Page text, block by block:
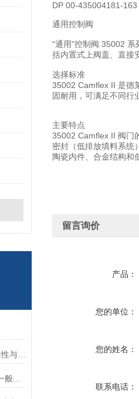
深入了解EBMPAPST 风扇的可靠性与耐用性
DEUBLIN(杜博林)旋转接头漏水一般应从以下几个方面来找原因
DP 00-435004181-163
通用控制阀
“通用"控制阀 35002
括内置式上阀盖、直接
选择标准
35002 Camflex II 是德
固耐用，可满足不同行
主要特点
35002 Camflex II 阀门
密封（低排放填料系统
陶瓷内件、合金结构和
留言询价
产品：
您的单位：
您的姓名：
联系电话：